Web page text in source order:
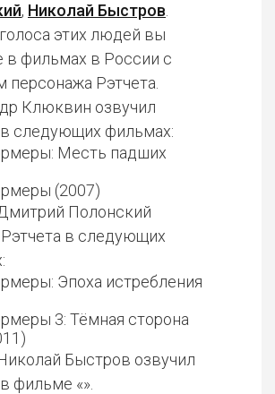
, Николай Быстров
этих людей вы
в фильмах в России с
персонажа Рэтчета.
Клюквин озвучил
в следующих фильмах:
Месть падших
(2007)
Полонский
в следующих
Эпоха истребления
3: Тёмная сторона
Быстров озвучил
фильме «».